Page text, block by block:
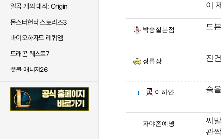
일곱 개의 대죄: Origin
몬스터헌터 스토리즈3
바이오하자드 레퀴엠
드래곤 퀘스트7
풋볼 매니저26
이
박승철본점 드
정류장 진
이하얀 슼
자야존예넹
씨
관